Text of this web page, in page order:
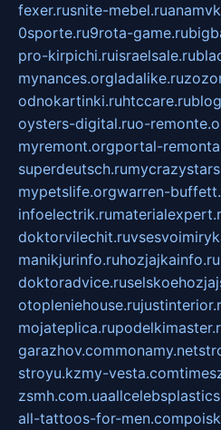
fexer.rusnite-mebel.ru
0sporte.ru9rota-game.ru
pro-kirpichi.ruisraelsale.ru
mynances.orgladalike.ru
odnokartinki.ruhtccare.ru
oysters-digital.ruo-
myremont.orgportal-
superdeutsch.ru
mypetslife.orgwarren-
infoelectrik.ru
doktorvilechit.ru
manikjurinfo.ruhozjajkainfo.ru
doktoradvice.ru
otopleniehouse.ru
mojateplica.ru
garazhov.commonamy.net
stroyu.kzmy-vesta.com
zsmh.com.ua
all-tattoos-for-men.com